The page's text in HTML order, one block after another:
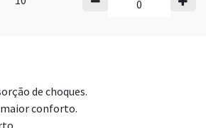
de choques.
maior conforto.